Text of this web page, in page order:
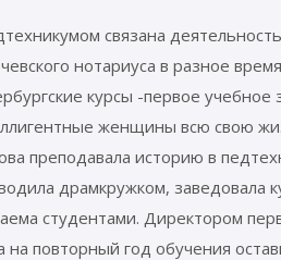
связана
нотариуса в разное
курсы -первое
женщины всю свою
преподавала историю в
драмкружком, заведовала
студентами. Директором
на повторный год обучения